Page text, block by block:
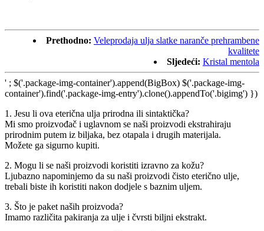
Prethodno: Veleprodaja ulja slatke naranče prehrambene
kvalitete
Sljedeći: Kristal mentola
' ; $('.package-img-container').append(BigBox) $('.package-img-
container').find('.package-img-entry').clone().appendTo('.bigimg') })
1. Jesu li ova eterična ulja prirodna ili sintaktička?
Mi smo proizvođač i uglavnom se naši proizvodi ekstrahiraju
prirodnim putem iz biljaka, bez otapala i drugih materijala.
Možete ga sigurno kupiti.
2. Mogu li se naši proizvodi koristiti izravno za kožu?
Ljubazno napominjemo da su naši proizvodi čisto eterično ulje,
trebali biste ih koristiti nakon dodjele s baznim uljem.
3. Što je paket naših proizvoda?
Imamo različita pakiranja za ulje i čvrsti biljni ekstrakt.